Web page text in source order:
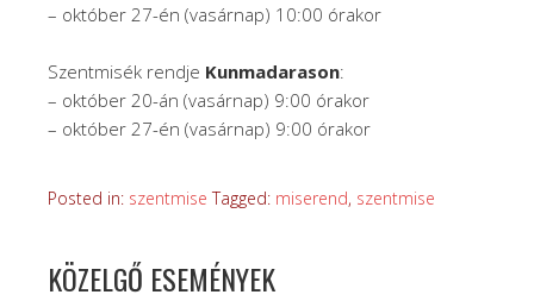
– október 27-én (vasárnap) 10:00 órakor
Szentmisék rendje Kunmadarason:
– október 20-án (vasárnap) 9:00 órakor
– október 27-én (vasárnap) 9:00 órakor
Posted in: szentmise Tagged: miserend, szentmise
KÖZELGŐ ESEMÉNYEK